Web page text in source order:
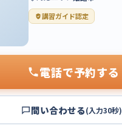
講習ガイド認定
電話で予約する
問い合わせる(入力30秒)